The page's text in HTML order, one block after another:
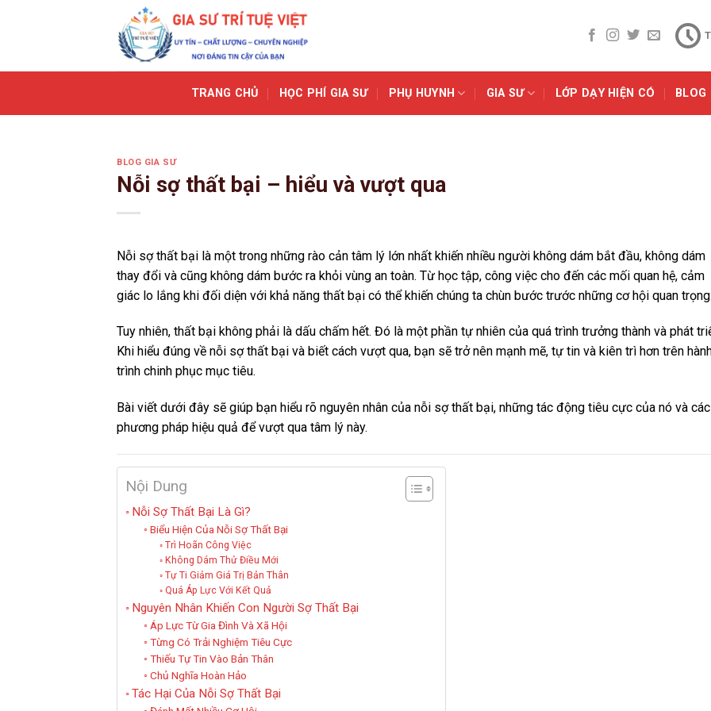
TRANG CHỦ HỌC PHÍ GIA SƯ PHỤ HUYNH GIA SƯ LỚP DẠY HIỆN CÓ BLOG
BLOG GIA SƯ
Nỗi sợ thất bại – hiểu và vượt qua
Nỗi sợ thất bại là một trong những rào cản tâm lý lớn nhất khiến nhiều người không dám bắt đầu, không dám
thay đổi và cũng không dám bước ra khỏi vùng an toàn. Từ học tập, công việc cho đến các mối quan hệ, cảm
giác lo lắng khi đối diện với khả năng thất bại có thể khiến chúng ta chùn bước trước những cơ hội quan
Tuy nhiên, thất bại không phải là dấu chấm hết. Đó là một phần tự nhiên của quá trình trưởng thành và phát
Khi hiểu đúng về nỗi sợ thất bại và biết cách vượt qua, bạn sẽ trở nên mạnh mẽ, tự tin và kiên trì hơn trên
trình chinh phục mục tiêu.
Bài viết dưới đây sẽ giúp bạn hiểu rõ nguyên nhân của nỗi sợ thất bại, những tác động tiêu cực của nó và các
phương pháp hiệu quả để vượt qua tâm lý này.
Nội Dung
Nỗi Sợ Thất Bại Là Gì?
Biểu Hiện Của Nỗi Sợ Thất Bại
Trì Hoãn Công Việc
Không Dám Thử Điều Mới
Tự Ti Giảm Giá Trị Bản Thân
Quá Áp Lực Với Kết Quả
Nguyên Nhân Khiến Con Người Sợ Thất Bại
Áp Lực Từ Gia Đình Và Xã Hội
Từng Có Trải Nghiệm Tiêu Cực
Thiếu Tự Tin Vào Bản Thân
Chủ Nghĩa Hoàn Hảo
Tác Hại Của Nỗi Sợ Thất Bại